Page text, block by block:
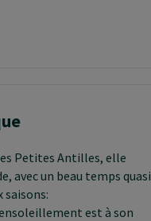
Petites Antilles, elle
avec un beau temps quasi
est à son